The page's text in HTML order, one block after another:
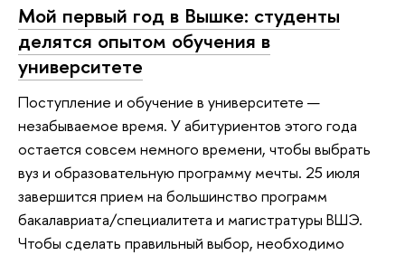
Мой первый год в Вышке: студенты
делятся опытом обучения в
университете
Поступление и обучение в университете —
незабываемое время. У абитуриентов этого года
остается совсем немного времени, чтобы выбрать
вуз и образовательную программу мечты. 25 июля
завершится прием на большинство программ
бакалавриата/специалитета и магистратуры ВШЭ.
Чтобы сделать правильный выбор, необходимо